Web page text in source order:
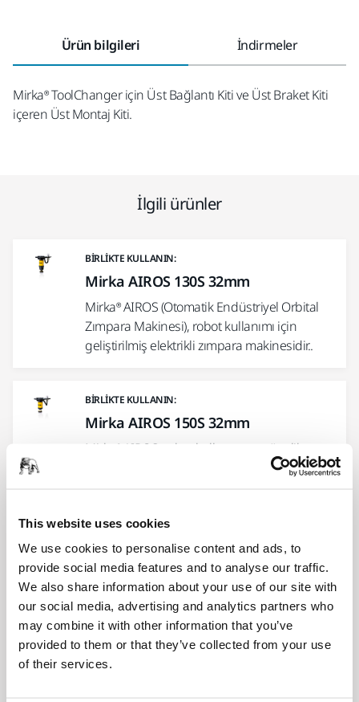
This website uses cookies
We use cookies to personalise content and ads, to
provide social media features and to analyse our traffic.
We also share information about your use of our site with
our social media, advertising and analytics partners who
may combine it with other information that you’ve
provided to them or that they’ve collected from your use
of their services.
Ürün bilgileri İndirmeler
Mirka® ToolChanger için Üst Bağlantı Kiti ve Üst Braket Kiti
içeren Üst Montaj Kiti.
İlgili ürünler
BIRLIKTE KULLANIN:
Mirka AIROS 130S 32mm
Mirka® AIROS (Otomatik Endüstriyel Orbital
Zımpara Makinesi), robot kullanımı için
geliştirilmiş elektrikli zımpara makinesidir..
BIRLIKTE KULLANIN:
Mirka AIROS 150S 32mm
Mirka® AIROS, robot kullanımına yönelik
gelişmiş bir elektrikli zımparalama kafasıdır.
BIRLIKTE KULLANIN:
Mirka AIROS 350S 77mm
Mirka® AIROS, endüstriyel robotlara yönelik
otomatik, entegre, rastgele yörüngeli bir
zımpara makinesidir.